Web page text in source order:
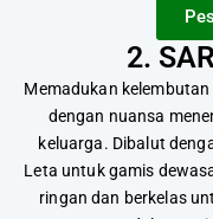
2.
Memadukan
dengan nuansa
keluarga. Dibalut
Leta untuk gamis
ringan dan berkelas